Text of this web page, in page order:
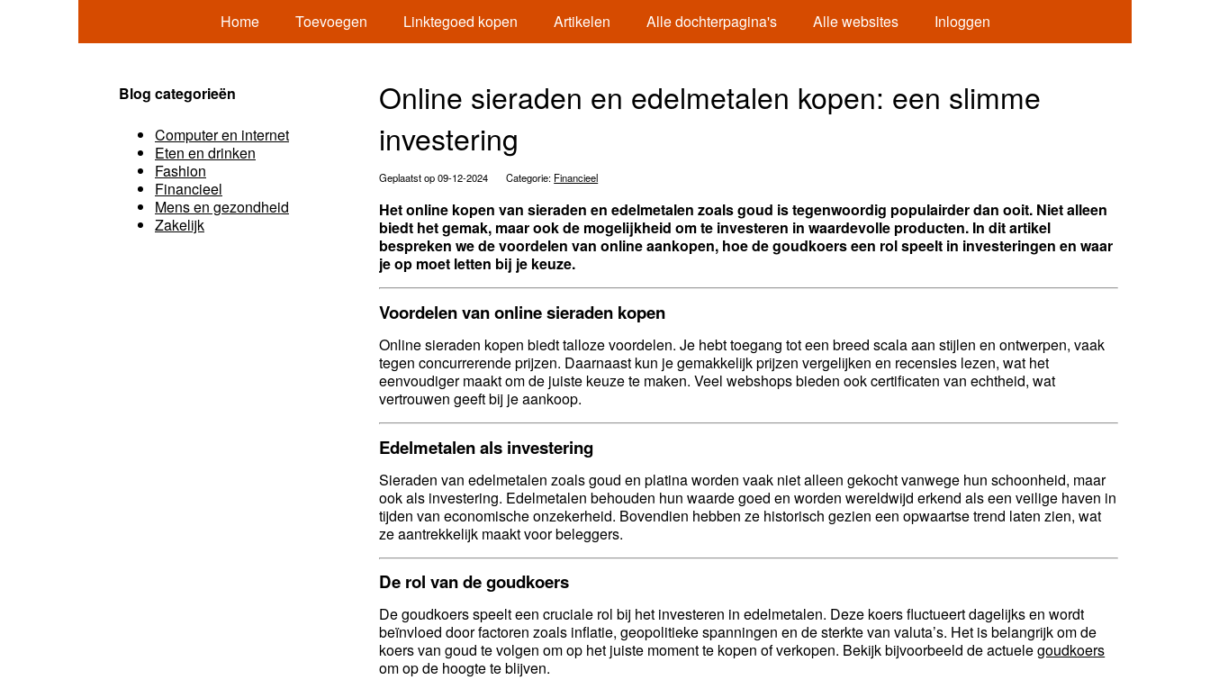
Home Toevoegen Linktegoed kopen Artikelen Alle dochterpagina's Alle websites Inloggen
Online sieraden en edelmetalen kopen: een slimme
investering
Geplaatst op 09-12-2024 Categorie: Financieel
Het online kopen van sieraden en edelmetalen zoals goud is tegenwoordig populairder dan ooit. Niet alleen
biedt het gemak, maar ook de mogelijkheid om te investeren in waardevolle producten. In dit artikel
bespreken we de voordelen van online aankopen, hoe de goudkoers een rol speelt in investeringen en waar
je op moet letten bij je keuze.
Voordelen van online sieraden kopen
Online sieraden kopen biedt talloze voordelen. Je hebt toegang tot een breed scala aan stijlen en ontwerpen, vaak
tegen concurrerende prijzen. Daarnaast kun je gemakkelijk prijzen vergelijken en recensies lezen, wat het
eenvoudiger maakt om de juiste keuze te maken. Veel webshops bieden ook certificaten van echtheid, wat
vertrouwen geeft bij je aankoop.
Edelmetalen als investering
Sieraden van edelmetalen zoals goud en platina worden vaak niet alleen gekocht vanwege hun schoonheid, maar
ook als investering. Edelmetalen behouden hun waarde goed en worden wereldwijd erkend als een veilige haven in
tijden van economische onzekerheid. Bovendien hebben ze historisch gezien een opwaartse trend laten zien, wat
ze aantrekkelijk maakt voor beleggers.
De rol van de goudkoers
De goudkoers speelt een cruciale rol bij het investeren in edelmetalen. Deze koers fluctueert dagelijks en wordt
beïnvloed door factoren zoals inflatie, geopolitieke spanningen en de sterkte van valuta’s. Het is belangrijk om de
koers van goud te volgen om op het juiste moment te kopen of verkopen. Bekijk bijvoorbeeld de actuelegoudkoers
om op de hoogte te blijven.
Blog categorieën
Computer en internet
Eten en drinken
Fashion
Financieel
Mens en gezondheid
Zakelijk